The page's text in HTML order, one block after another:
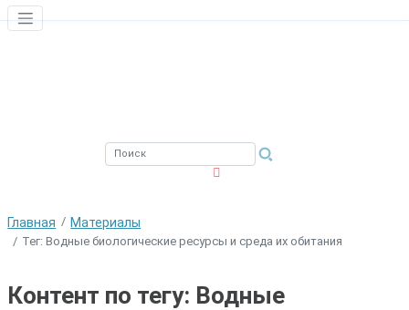
Главная Материалы
Тег: Водные биологические ресурсы и среда их обитания
Контент по тегу: Водные